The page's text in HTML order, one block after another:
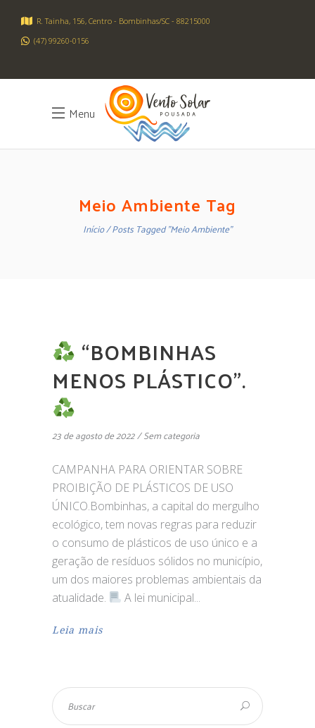
R. Tainha, 156, Centro - Bombinhas/SC - 88215000
(47) 99260-0156
Menu
Meio Ambiente Tag
Início Posts Tagged "Meio Ambiente"
“BOMBINHAS
MENOS PLÁSTICO”.
23 de agosto de 2022 Sem categoria
CAMPANHA PARA ORIENTAR SOBRE
PROIBIÇÃO DE PLÁSTICOS DE USO
ÚNICO.Bombinhas, a capital do mergulho
ecológico, tem novas regras para reduzir
o consumo de plásticos de uso único e a
geração de resíduos sólidos no município,
um dos maiores problemas ambientais da
atualidade.
A lei municipal
Leia mais